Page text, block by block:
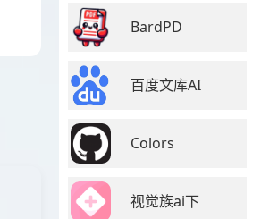
BardPD
百度文库AI
Colors
视觉族ai下